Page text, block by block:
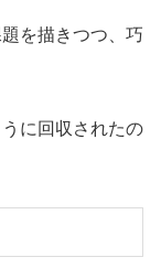
を描きつつ、巧
に回収されたの